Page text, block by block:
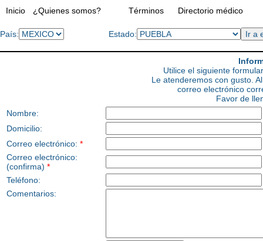
Inicio ¿Quienes somos? Términos Directorio médico
País: Estado:
Utilice el siguiente
Le atenderemos con gusto.
correo electrónico
Favor de
Nombre:
Domicilio:
Correo electrónico: *
Correo electrónico:
(confirma) *
Teléfono:
Comentarios: